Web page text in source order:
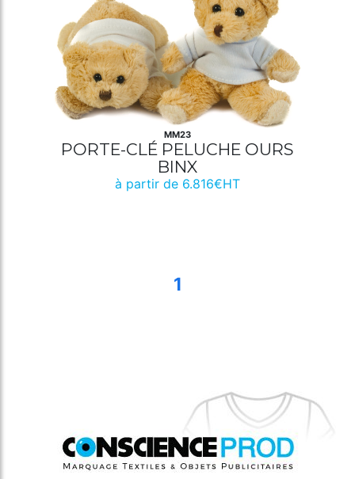
MM23
PORTE-CLÉ PELUCHE OURS
BINX
à partir de 6.816€HT
1